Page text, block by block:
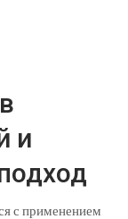
и
с применением